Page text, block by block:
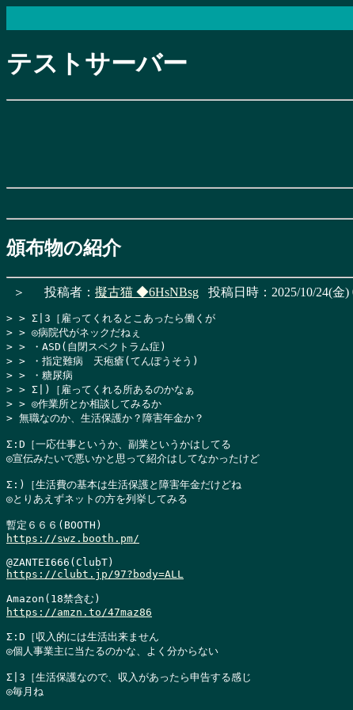
テストサーバー
頒布物の紹介
＞ 投稿者： 擬古猫 ◆6HsNBsg 投稿日時：2025/10/24(金)
> > Σ|3［雇ってくれるとこあったら働くが
> > ◎病院代がネックだねぇ
> > ・ASD(自閉スペクトラム症)
> > ・指定難病　天疱瘡(てんぽうそう)
> > ・糖尿病
> > Σ|)［雇ってくれる所あるのかなぁ
> > ◎作業所とか相談してみるか
> 無職なのか、生活保護か？障害年金か？
Σ:D［一応仕事というか、副業というかはしてる
◎宣伝みたいで悪いかと思って紹介はしてなかったけど
Σ:)［生活費の基本は生活保護と障害年金だけどね
◎とりあえずネットの方を列挙してみる
https://swz.booth.pm/
https://clubt.jp/97?body=ALL
https://amzn.to/47maz86
Σ:D［収入的には生活出来ません
◎個人事業主に当たるのかな、よく分からない
Σ|3［生活保護なので、収入があったら申告する感じ
◎毎月ね